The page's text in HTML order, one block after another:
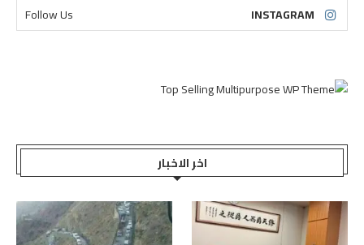
INSTAGRAM
Follow Us
اخر الاخبار